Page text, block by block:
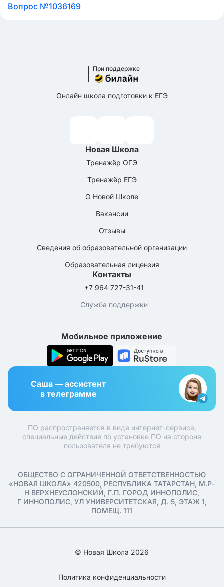
Вопрос №1036169
При поддержке
Онлайн школа подготовки к ЕГЭ
Новая Школа
Тренажёр ОГЭ
Тренажёр ЕГЭ
О Новой Школе
Вакансии
Отзывы
Сведения об образовательной организации
Образовательная лицензия
Контакты
+7 964 727-31-41
Служба поддержки
Мобильное приложение
Саша — ассистент
в телеграмме
ПО распространяется в виде интернет-сервиса,
специальные действия по установке ПО на стороне
пользователя не требуются
ОБЩЕСТВО С ОГРАНИЧЕННОЙ ОТВЕТСТВЕННОСТЬЮ
«НОВАЯ ШКОЛА» 420500, РЕСПУБЛИКА ТАТАРСТАН, М.Р-
Н ВЕРХНЕУСЛОНСКИЙ, Г.П. ГОРОД ИННОПОЛИС,
Г ИННОПОЛИС, УЛ УНИВЕРСИТЕТСКАЯ, Д. 5, ЭТАЖ 1,
ПОМЕЩ. 111
© Новая Школа 2026
Политика конфиденциальности